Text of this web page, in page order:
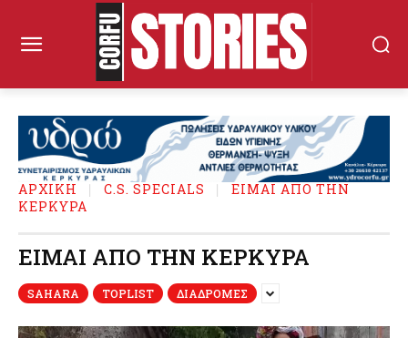
ΑΡΧΙΚΉ C.S. SPECIALS
ΕΙΜΑΙ ΑΠΟ ΤΗΝ
ΚΕΡΚΥΡΑ
ΕΙΜΑΙ ΑΠΟ ΤΗΝ ΚΕΡΚΥΡΑ
SAHARA TOPLIST ΔΙΑΔΡΟΜΕΣ